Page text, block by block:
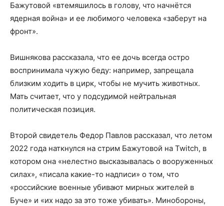
Бажутовой «втемяшилось в голову, что начнётся
ядерная война» и ее любимого человека «заберут на
фронт».
Вишнякова рассказала, что ее дочь всегда остро
воспринимала чужую беду: например, запрещала
близким ходить в цирк, чтобы не мучить животных.
Мать считает, что у подсудимой нейтральная
политическая позиция.
Второй свидетель Федор Павлов рассказал, что летом
2022 года наткнулся на стрим Бажутовой на Twitch, в
котором она «нелестно высказывалась о вооруженных
силах», «писала какие-то надписи» о том, что
«российские военные убивают мирных жителей в
Буче» и «их надо за это тоже убивать». Минобороны,